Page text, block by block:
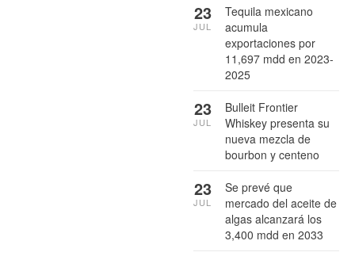
Tequila mexicano
acumula
exportaciones por
11,697 mdd en 2023-
2025
23
JUL
Bulleit Frontier
Whiskey presenta su
nueva mezcla de
bourbon y centeno
23
JUL
Se prevé que
mercado del aceite de
algas alcanzará los
3,400 mdd en 2033
23
JUL